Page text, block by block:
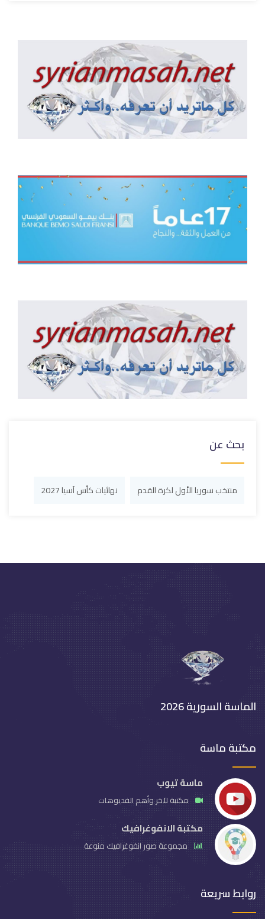
بحث عن
منتخب سوريا الأول لكرة القدم نهائيات كأس آسيا 2027
الماسة السورية 2026
مكتبة ماسة
ماسة تيوب
مكتبة لآخر وأهم الفديوهات
مكتبة الانفوغرافيك
مجموعة صور انفوغرافيك منوعة
روابط سريعة